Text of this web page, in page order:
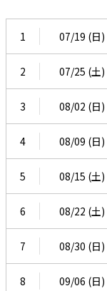
1 07/19 (日)
2 07/25 (土)
3 08/02 (日)
4 08/09 (日)
5 08/15 (土)
6 08/22 (土)
7 08/30 (日)
8 09/06 (日)